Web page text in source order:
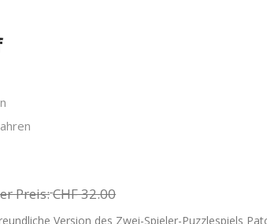
Preis:CHF 32.00
Version des Zwei-Spieler-Puzzlespiels